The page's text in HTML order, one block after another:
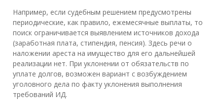
Например, если судебным решением предусмотрены
периодические, как правило, ежемесячные выплаты, то
поиск ограничивается выявлением источников дохода
(заработная плата, стипендия, пенсия). Здесь речи о
наложении ареста на имущество для его дальнейшей
реализации нет. При уклонении от обязательств по
уплате долгов, возможен вариант с возбуждением
уголовного дела по факту уклонения выполнения
требований ИД.